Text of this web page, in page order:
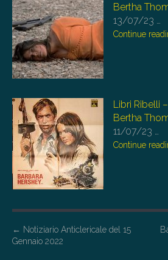
Bertha
13/07/23 …
Continue
Libri Ribelli
Bertha
11/07/23 …
Continue
P
o
← Notiziario Anticlericale del 15
Gennaio 2022